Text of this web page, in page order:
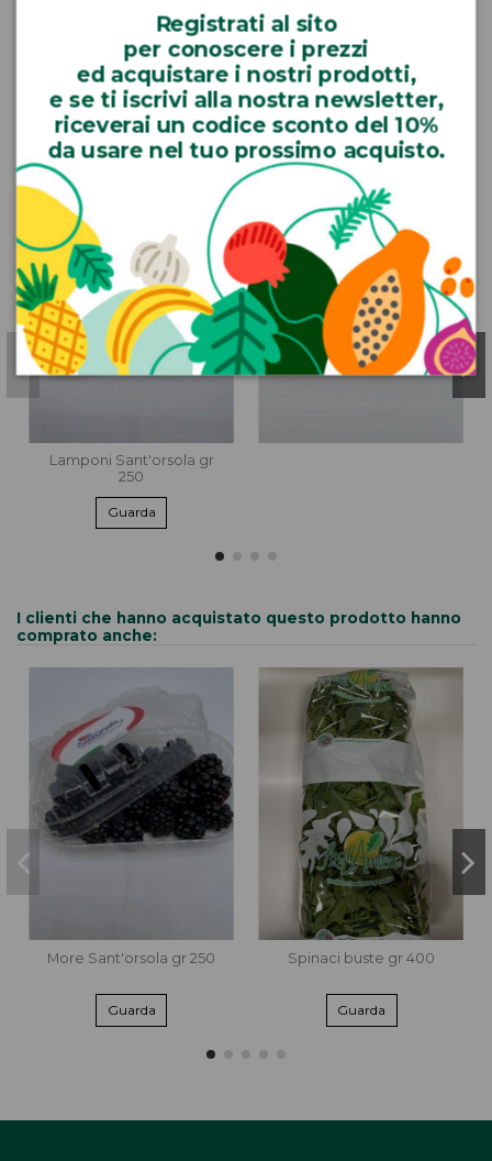
I clienti che hanno acquistato questo prodotto hanno
comprato anche:
Lamponi Sant'orsola gr
250
Guarda
I clienti che hanno acquistato questo prodotto hanno
comprato anche:
More Sant'orsola gr 250
Guarda
Spinaci buste gr 400
Guarda
Registratial sito
per conoscere i prezzi
edacquistare i nostri prodotti,
e se ti iscrivi alla nostra newsletter,
riceverai un codice sconto del 10%
da usare nel tuo prossimo acquisto.